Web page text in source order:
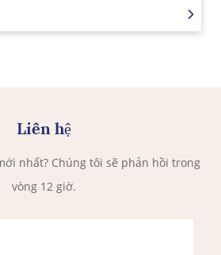
Liên hệ
nhất? Chúng tôi sẽ phản hồi trong
vòng 12 giờ.